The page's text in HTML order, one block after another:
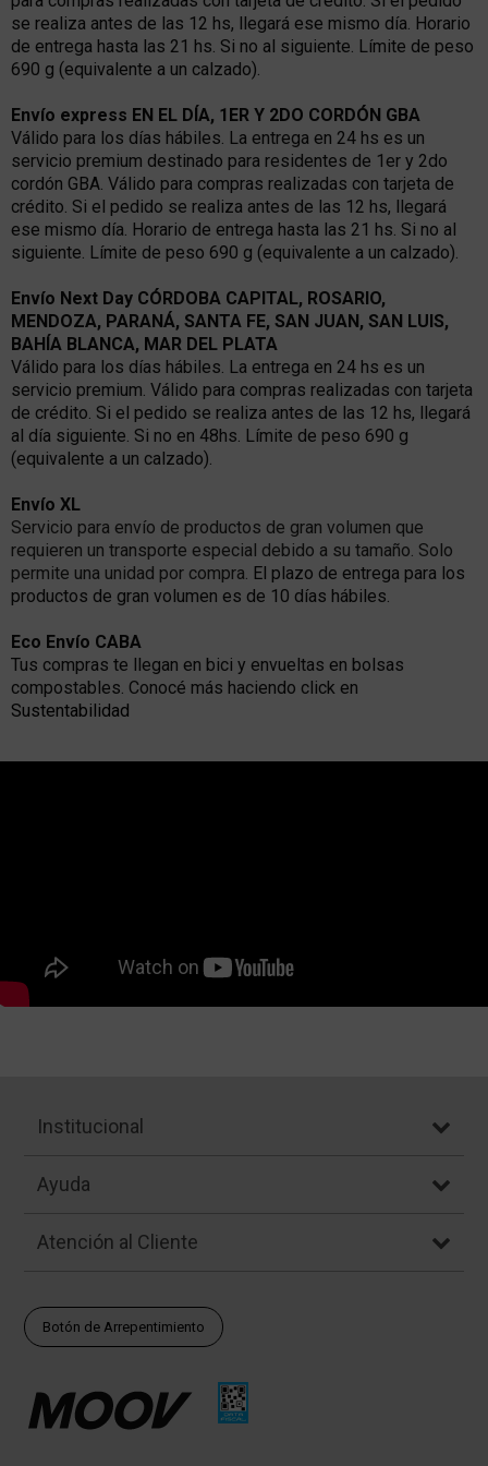
se realiza antes de las 12 hs, llegará ese mismo día. Horario
de entrega hasta las 21 hs. Si no al siguiente. Límite de peso
690 g (equivalente a un calzado).
Envío express EN EL DÍA, 1ER Y 2DO CORDÓN GBA
Válido para los días hábiles. La entrega en 24 hs es un
servicio premium destinado para residentes de 1er y 2do
cordón GBA. Válido para compras realizadas con tarjeta de
crédito. Si el pedido se realiza antes de las 12 hs, llegará
ese mismo día. Horario de entrega hasta las 21 hs. Si no al
siguiente. Límite de peso 690 g (equivalente a un calzado).
Envío Next Day CÓRDOBA CAPITAL, ROSARIO,
MENDOZA, PARANÁ, SANTA FE, SAN JUAN, SAN LUIS,
BAHÍA BLANCA, MAR DEL PLATA
Válido para los días hábiles. La entrega en 24 hs es un
servicio premium. Válido para compras realizadas con tarjeta
de crédito. Si el pedido se realiza antes de las 12 hs, llegará
al día siguiente. Si no en 48hs. Límite de peso 690 g
(equivalente a un calzado).
Envío XL
Servicio para envío de productos de gran volumen que
requieren un transporte especial debido a su tamaño. Solo
permite una unidad por compra. El plazo de entrega para los
productos de gran volumen es de 10 días hábiles.
Eco Envío CABA
Tus compras te llegan en bici y envueltas en bolsas
compostables. Conocé más haciendo click en
Sustentabilidad
Institucional
Ayuda
Atención al Cliente
Botón de Arrepentimiento